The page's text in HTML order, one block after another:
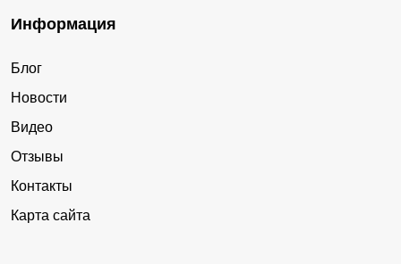
Информация
Блог
Новости
Видео
Отзывы
Контакты
Карта сайта